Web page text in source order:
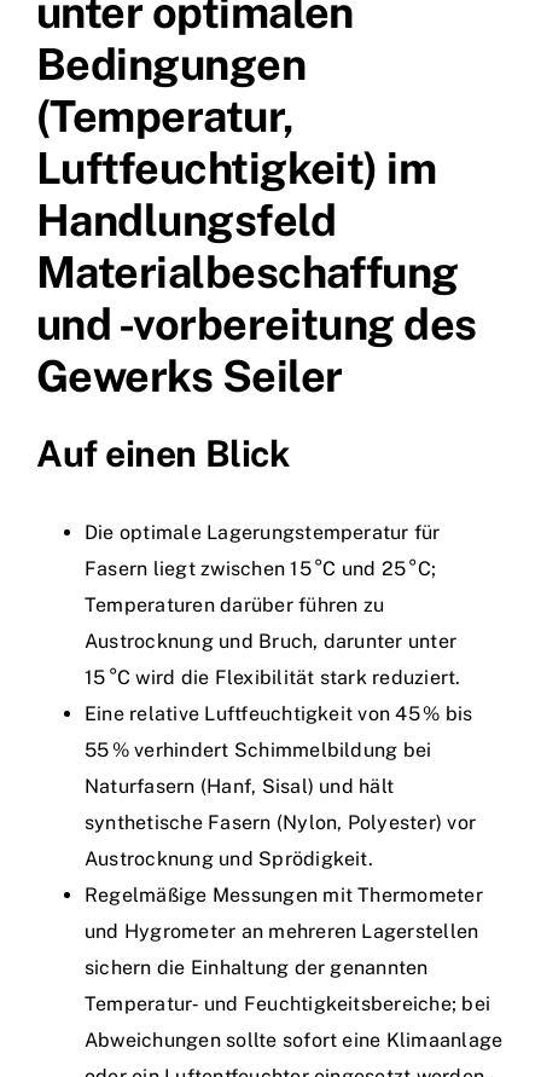
unter optimalen
Bedingungen
(Temperatur,
Luftfeuchtigkeit) im
Handlungsfeld
Materialbeschaffung
und -vorbereitung des
Gewerks Seiler
Auf einen Blick
Die optimale Lagerungstemperatur für
Fasern liegt zwischen 15 °C und 25 °C;
Temperaturen darüber führen zu
Austrocknung und Bruch, darunter unter
15 °C wird die Flexibilität stark reduziert.
Eine relative Luftfeuchtigkeit von 45 % bis
55 % verhindert Schimmelbildung bei
Naturfasern (Hanf, Sisal) und hält
synthetische Fasern (Nylon, Polyester) vor
Austrocknung und Sprödigkeit.
Regelmäßige Messungen mit Thermometer
und Hygrometer an mehreren Lagerstellen
sichern die Einhaltung der genannten
Temperatur‑ und Feuchtigkeitsbereiche; bei
Abweichungen sollte sofort eine Klimaanlage